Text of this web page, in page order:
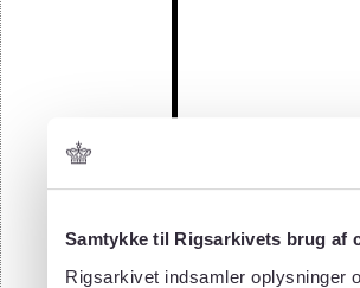
Samtykke til Rigsarkivets brug af
Rigsarkivet indsamler oplysninger